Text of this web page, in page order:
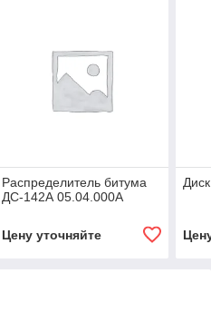
Распределитель битума
ДС-142А 05.04.000А
Цену уточняйте